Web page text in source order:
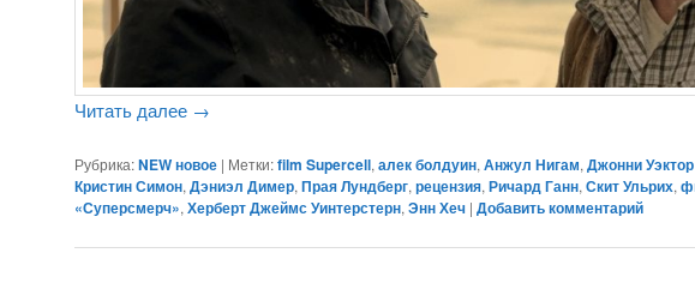
Читать далее →
Рубрика: NEW новое | Метки: film Supercell,алек болдуин,Анжул Нигам,Джонни Уэктор
Кристин Симон,Дэниэл Димер,Прая Лундберг,рецензия,Ричард Ганн,Скит Ульрих,
«Суперсмерч»,Херберт Джеймс Уинтерстерн,Энн Хеч |Добавить комментарий